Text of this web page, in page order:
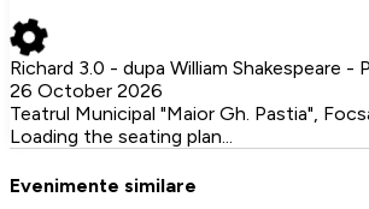
Richard 3.0 - dupa William Shakespeare -
26 October 2026
Teatrul Municipal "Maior Gh. Pastia",
Loading the seating plan...
Evenimente similare